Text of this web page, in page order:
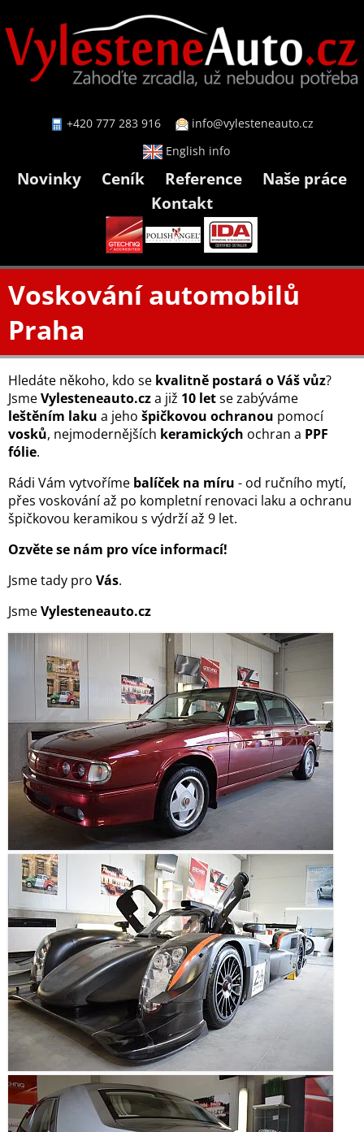
+420 777 283 916
info@vylesteneauto.cz
English info
Novinky Ceník Reference
Naše práce
Kontakt
Voskování automobilů
Praha
Hledáte někoho, kdo se kvalitně postará o Váš vůz?
JsmeVylesteneauto.cza již 10 letse zabýváme
leštěním laku a jeho špičkovou ochranou pomocí
vosků, nejmodernějších keramických ochran a PPF
fólie.
Rádi Vám vytvoříme balíček na míru - od ručního mytí,
přes voskování až po kompletní renovaci laku a ochranu
špičkovou keramikou s výdrží až 9 let.
Ozvěte se nám pro více informací!
Jsme tady pro Vás.
JsmeVylesteneauto.cz